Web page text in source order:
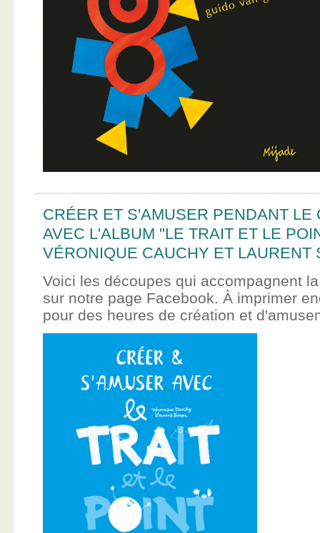
CRÉER ET S'AMUSER PENDANT LE
AVEC L'ALBUM "LE TRAIT ET LE
VÉRONIQUE CAUCHY ET LAURENT
Voici les découpes qui accompagnent
sur notre page Facebook. À imprimer
pour des heures de création et